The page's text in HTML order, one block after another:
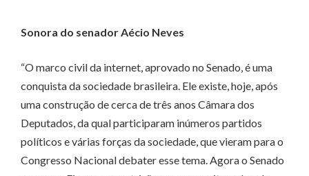
Sonora do senador Aécio Neves
“O marco civil da internet, aprovado no Senado, é uma
conquista da sociedade brasileira. Ele existe, hoje, após
uma construção de cerca de três anos Câmara dos
Deputados, da qual participaram inúmeros partidos
políticos e várias forças da sociedade, que vieram para o
Congresso Nacional debater esse tema. Agora o Senado